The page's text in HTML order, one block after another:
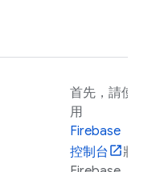
首先，請使
用
Firebase
控制台
將